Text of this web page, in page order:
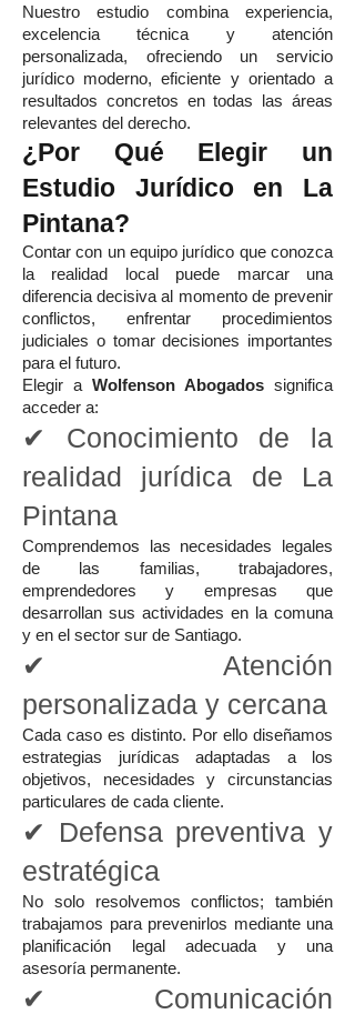
Nuestro estudio combina experiencia,
excelencia técnica y atención
personalizada, ofreciendo un servicio
jurídico moderno, eficiente y orientado a
resultados concretos en todas las áreas
relevantes del derecho.
¿Por Qué Elegir un
Estudio Jurídico en La
Pintana?
Contar con un equipo jurídico que conozca
la realidad local puede marcar una
diferencia decisiva al momento de prevenir
conflictos, enfrentar procedimientos
judiciales o tomar decisiones importantes
para el futuro.
Elegir a Wolfenson Abogados significa
acceder a:
✔ Conocimiento de la
realidad jurídica de La
Pintana
Comprendemos las necesidades legales
de las familias, trabajadores,
emprendedores y empresas que
desarrollan sus actividades en la comuna
y en el sector sur de Santiago.
✔ Atención
personalizada y cercana
Cada caso es distinto. Por ello diseñamos
estrategias jurídicas adaptadas a los
objetivos, necesidades y circunstancias
particulares de cada cliente.
✔ Defensa preventiva y
estratégica
No solo resolvemos conflictos; también
trabajamos para prevenirlos mediante una
planificación legal adecuada y una
asesoría permanente.
✔ Comunicación